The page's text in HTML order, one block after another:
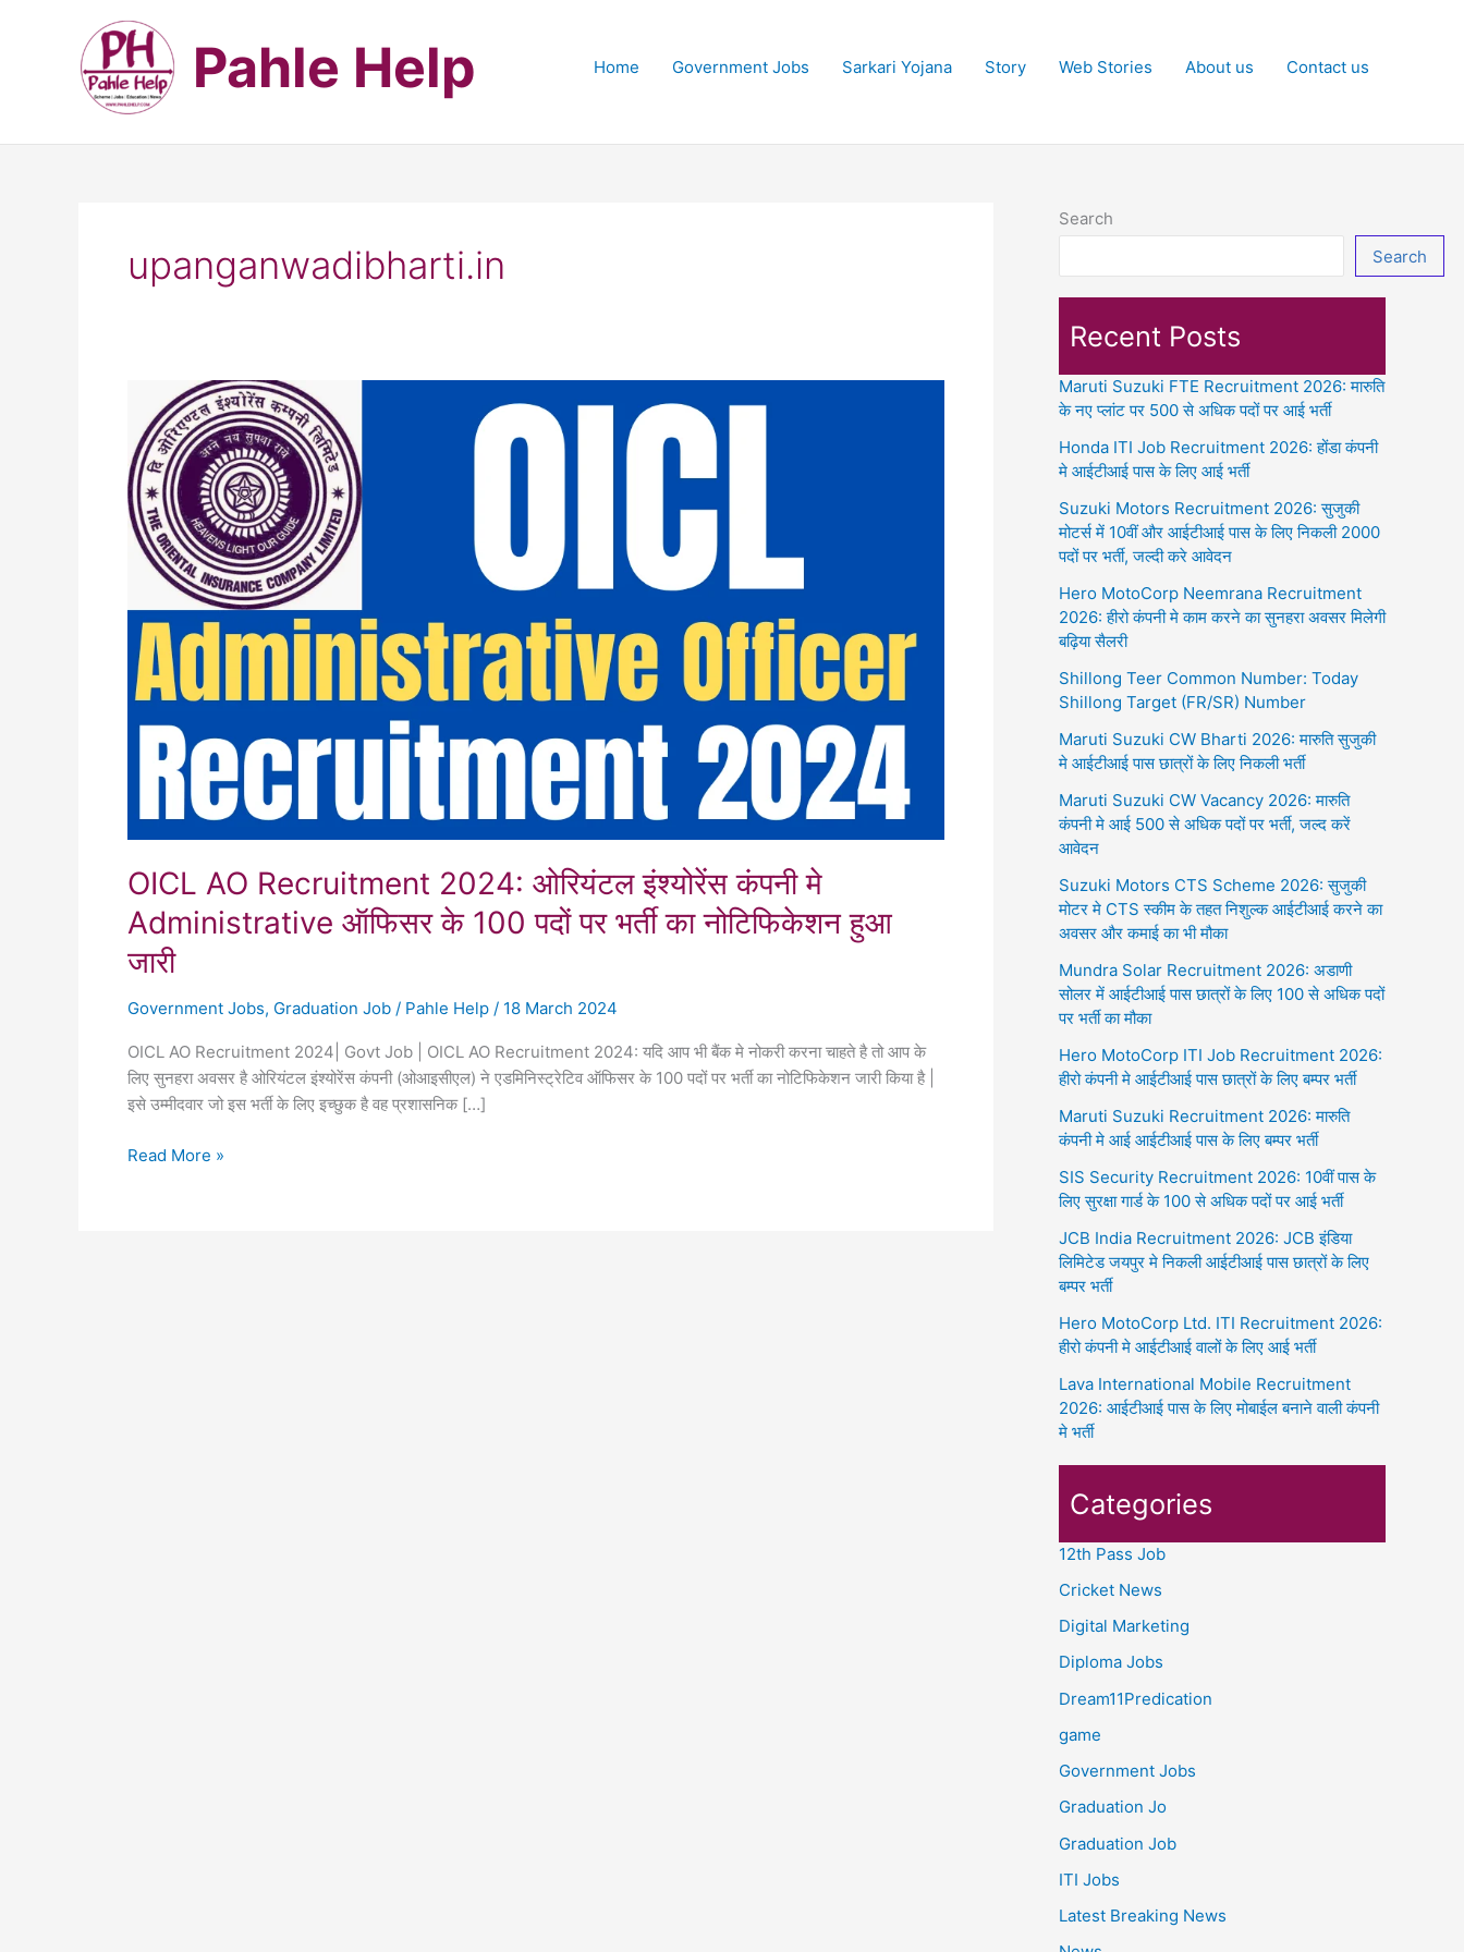
Pahle Help Home Government Jobs Sarkari Yojana Story Web Stories About us Contact us
upanganwadibharti.in
OICL AO Recruitment 2024: ओरियंटल इंश्योरेंस कंपनी मे
Administrative ऑफिसर के 100 पदों पर भर्ती का नोटिफिकेशन हुआ
जारी
Government Jobs, Graduation Job / Pahle Help / 18 March 2024
OICL AO Recruitment 2024| Govt Job | OICL AO Recruitment 2024: यदि आप भी बैंक मे नोकरी करना चाहते है तो आप के
लिए सुनहरा अवसर है ओरियंटल इंश्योरेंस कंपनी (ओआइसीएल) ने एडमिनिस्ट्रेटिव ऑफिसर के 100 पदों पर भर्ती का नोटिफिकेशन जारी किया है |
इसे उम्मीदवार जो इस भर्ती के लिए इच्छुक है वह प्रशासनिक […]
OICL
Read More »
Search
Search
Recent Posts
Maruti Suzuki FTE Recruitment 2026: मारुति
के नए प्लांट पर 500 से अधिक पदों पर आई भर्ती
Honda ITI Job Recruitment 2026: होंडा कंपनी
मे आईटीआई पास के लिए आई भर्ती
Suzuki Motors Recruitment 2026: सुजुकी
मोटर्स में 10वीं और आईटीआई पास के लिए निकली 2000
पदों पर भर्ती, जल्दी करे आवेदन
Hero MotoCorp Neemrana Recruitment
2026: हीरो कंपनी मे काम करने का सुनहरा अवसर मिलेगी
बढ़िया सैलरी
Shillong Teer Common Number: Today
Shillong Target (FR/SR) Number
Maruti Suzuki CW Bharti 2026: मारुति सुजुकी
मे आईटीआई पास छात्रों के लिए निकली भर्ती
Maruti Suzuki CW Vacancy 2026: मारुति
कंपनी मे आई 500 से अधिक पदों पर भर्ती, जल्द करें
आवेदन
Suzuki Motors CTS Scheme 2026: सुजुकी
मोटर मे CTS स्कीम के तहत निशुल्क आईटीआई करने का
अवसर और कमाई का भी मौका
Mundra Solar Recruitment 2026: अडाणी
सोलर में आईटीआई पास छात्रों के लिए 100 से अधिक पदों
पर भर्ती का मौका
Hero MotoCorp ITI Job Recruitment 2026:
हीरो कंपनी मे आईटीआई पास छात्रों के लिए बम्पर भर्ती
Maruti Suzuki Recruitment 2026: मारुति
कंपनी मे आई आईटीआई पास के लिए बम्पर भर्ती
SIS Security Recruitment 2026: 10वीं पास के
लिए सुरक्षा गार्ड के 100 से अधिक पदों पर आई भर्ती
JCB India Recruitment 2026: JCB इंडिया
लिमिटेड जयपुर मे निकली आईटीआई पास छात्रों के लिए
बम्पर भर्ती
Hero MotoCorp Ltd. ITI Recruitment 2026:
हीरो कंपनी मे आईटीआई वालों के लिए आई भर्ती
Lava International Mobile Recruitment
2026: आईटीआई पास के लिए मोबाईल बनाने वाली कंपनी
मे भर्ती
Categories
12th Pass Job
Cricket News
Digital Marketing
Diploma Jobs
Dream11Predication
game
Government Jobs
Graduation Jo
Graduation Job
ITI Jobs
Latest Breaking News